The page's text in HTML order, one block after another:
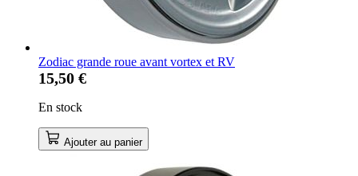
Zodiac grande roue avant vortex et RV
15,50 €
En stock
Ajouter au panier